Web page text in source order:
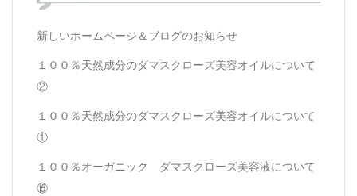
新しいホームページ＆ブログのお知らせ
１００％天然成分のダマスクローズ美容オイルについて
②
１００％天然成分のダマスクローズ美容オイルについて
①
１００％オーガニック ダマスクローズ美容液について
⑮